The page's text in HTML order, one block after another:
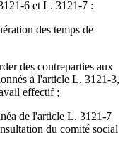
6 et L. 3121-7 :
des temps de
des contreparties aux
à l'article L. 3121-3,
effectif ;
de l'article L. 3121-7
du comité social